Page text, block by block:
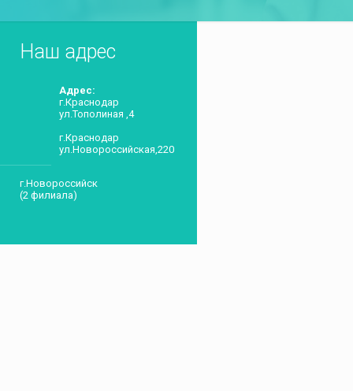
Наш адрес
Адрес:
г.Краснодар
ул.Тополиная ,4
г.Краснодар
ул.Новороссийская,220
г.Новороссийск
(2 филиала)